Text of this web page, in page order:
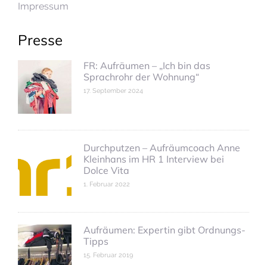
Impressum
Presse
FR: Aufräumen – „Ich bin das
Sprachrohr der Wohnung“
17. September 2024
Durchputzen – Aufräumcoach Anne
Kleinhans im HR 1 Interview bei
Dolce Vita
1. Februar 2022
Aufräumen: Expertin gibt Ordnungs-
Tipps
15. Februar 2019